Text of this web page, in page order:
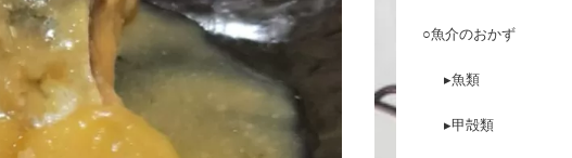
○魚介のおかず
▸魚類
▸甲殻類